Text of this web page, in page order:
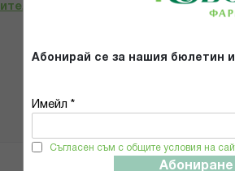
Абонирай се за нашия бюлетин
Имейл *
Съгласен съм с общите условия на
Абониране